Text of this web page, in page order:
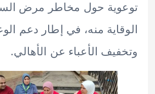
حول مخاطر مرض السعار
منه، في إطار دعم الوعي
الأعباء عن الأهالي.